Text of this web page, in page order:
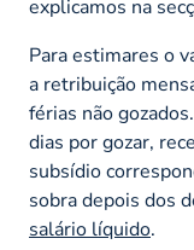
explicamos na
Para estimares o
a retribuição
férias não
dias por gozar,
subsídio
sobra depois dos
salário líquido.